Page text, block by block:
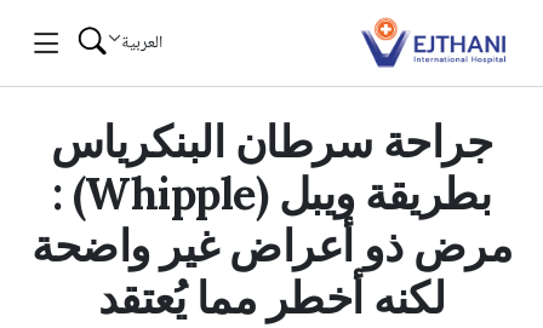
العربية
جراحة سرطان البنكرياس
بطريقة ويبل (Whipple) :
مرض ذو أعراض غير واضحة
لكنه أخطر مما يُعتقد